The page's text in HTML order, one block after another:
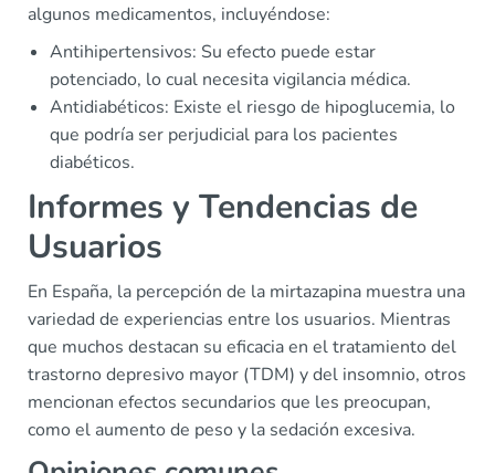
algunos medicamentos, incluyéndose:
Antihipertensivos: Su efecto puede estar
potenciado, lo cual necesita vigilancia médica.
Antidiabéticos: Existe el riesgo de hipoglucemia, lo
que podría ser perjudicial para los pacientes
diabéticos.
Informes y Tendencias de
Usuarios
En España, la percepción de la mirtazapina muestra una
variedad de experiencias entre los usuarios. Mientras
que muchos destacan su eficacia en el tratamiento del
trastorno depresivo mayor (TDM) y del insomnio, otros
mencionan efectos secundarios que les preocupan,
como el aumento de peso y la sedación excesiva.